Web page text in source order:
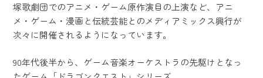
塚歌劇団でのアニメ・ゲーム原作演目の上演など、アニ
メ・ゲーム・漫画と伝統芸能とのメディアミックス興行が
次々に開催されるようになっています。
90年代後半から、ゲーム音楽オーケストラの先駆けとなっ